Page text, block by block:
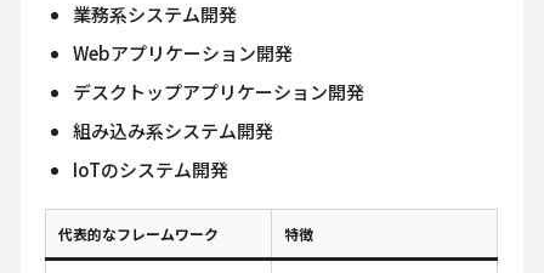
業務系システム開発
Webアプリケーション開発
デスクトップアプリケーション開発
組み込み系システム開発
IoTのシステム開発
代表的なフレームワーク 特徴